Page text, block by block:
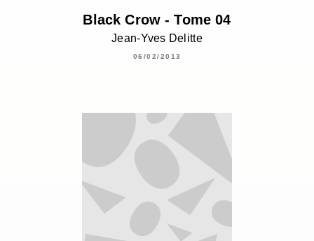
Black Crow - Tome 04
Jean-Yves Delitte
06/02/2013